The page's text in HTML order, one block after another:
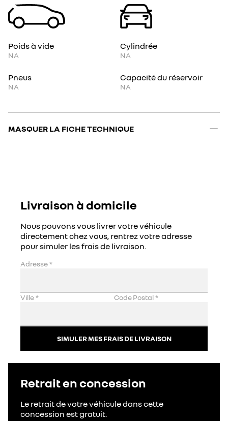
MASQUER LA FICHE TECHNIQUE
Poids à vide
NA
Cylindrée
NA
Pneus
NA
Capacité du réservoir
NA
Livraison à domicile
Nous pouvons vous livrer votre véhicule
directement chez vous, rentrez votre adresse
pour simuler les frais de livraison.
Adresse*
Ville* Code Postal*
SIMULER MES FRAIS DE LIVRAISON
Retrait en concession
Le retrait de votre véhicule dans cette
concession est gratuit.